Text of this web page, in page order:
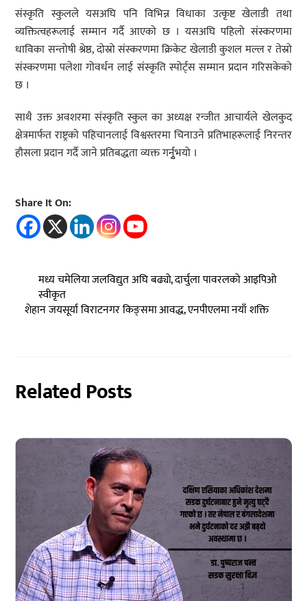
संस्कृति स्कुलले यसअघि पनि विभिन्न विधाका उत्कृष्ट खेलाडी तथा
व्यक्तित्वहरूलाई सम्मान गर्दै आएको छ । यसअघि पहिलो संस्करणमा
धाविका सन्तोषी श्रेष्ठ, दोस्रो संस्करणमा क्रिकेट खेलाडी कुशल मल्ल र तेस्रो
संस्करणमा पलेशा गोवर्धन लाई संस्कृति स्पोर्ट्स सम्मान प्रदान गरिसकेको
छ ।
साथै उक्त अवशरमा संस्कृति स्कुल का अध्यक्ष रन्जीत आचार्यले खेलकुद
क्षेत्रमार्फत राष्ट्रको पहिचानलाई विश्वस्तरमा चिनाउने प्रतिभाहरूलाई निरन्तर
हौसला प्रदान गर्दै जाने प्रतिबद्धता व्यक्त गर्नुृभयो ।
Share It On:
मध्य चमेलिया जलविद्युत अघि बढ्यो, दार्चुला पावरलको आइपिओ
स्वीकृत
शेहान जयसूर्या विराटनगर किङ्समा आवद्ध, एनपीएलमा नयाँ शक्ति
Related Posts